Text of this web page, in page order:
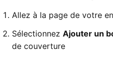
Allez à la page de votre
Sélectionnez Ajouter un
de couverture